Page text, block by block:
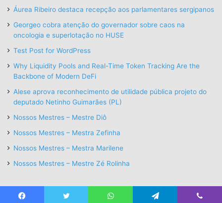
Áurea Ribeiro destaca recepção aos parlamentares sergipanos
Georgeo cobra atenção do governador sobre caos na
oncologia e superlotação no HUSE
Test Post for WordPress
Why Liquidity Pools and Real-Time Token Tracking Are the
Backbone of Modern DeFi
Alese aprova reconhecimento de utilidade pública projeto do
deputado Netinho Guimarães (PL)
Nossos Mestres – Mestre Diô
Nossos Mestres – Mestra Zefinha
Nossos Mestres – Mestra Marilene
Nossos Mestres – Mestre Zé Rolinha